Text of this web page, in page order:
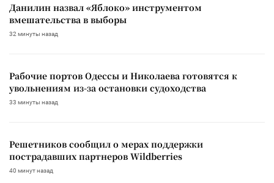
Данилин назвал «Яблоко» инструментом
вмешательства в выборы
32 минуты назад
Рабочие портов Одессы и Николаева готовятся к
увольнениям из-за остановки судоходства
33 минуты назад
Решетников сообщил о мерах поддержки
пострадавших партнеров Wildberries
40 минут назад